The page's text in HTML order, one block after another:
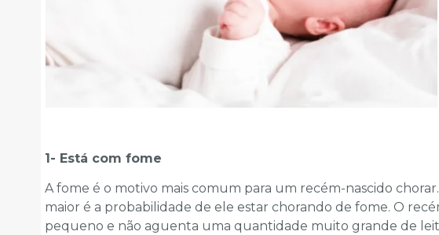
1- Está com fome
A fome é o motivo mais comum para um recém-nascido
maior é a probabilidade de ele estar chorando de fome. O
pequeno e não aguenta uma quantidade muito grande de